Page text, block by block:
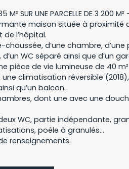
M² SUR UNE PARCELLE DE 3 200
maison située à proximité
l’hôpital.
d’une chambre,
WC séparé ainsi que d’un
pièce de vie lumineuse de 40
climatisation réversible
qu’un balcon.
dont une avec une
WC, partie indépendante,
poêle à granulés…
renseignements.